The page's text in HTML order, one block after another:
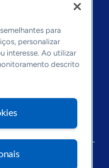
para
personalizar
interesse. Ao utilizar
descrito